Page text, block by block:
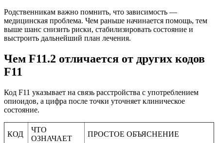
Родственникам важно помнить, что зависимость —
медицинская проблема. Чем раньше начинается помощь, тем
выше шанс снизить риски, стабилизировать состояние и
выстроить дальнейший план лечения.
Чем F11.2 отличается от других кодов
F11
Код F11 указывает на связь расстройства с употреблением
опиоидов, а цифра после точки уточняет клиническое
состояние.
КОД
ЧТО
ОЗНАЧАЕТ
ПРОСТОЕ ОБЪЯСНЕНИЕ